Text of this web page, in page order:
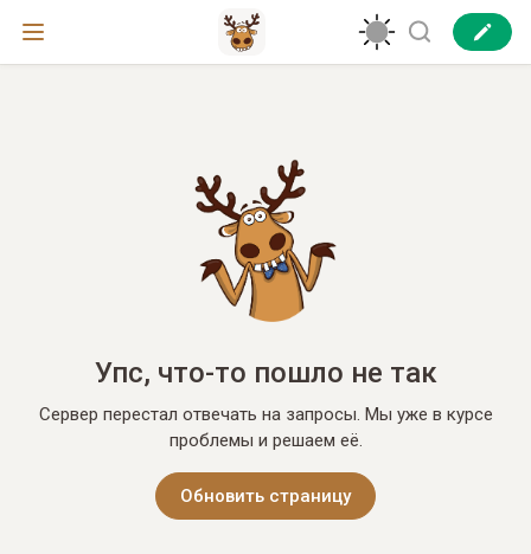
Упс, что-то пошло не так
Сервер перестал отвечать на запросы. Мы уже в курсе
проблемы и решаем её.
Обновить страницу